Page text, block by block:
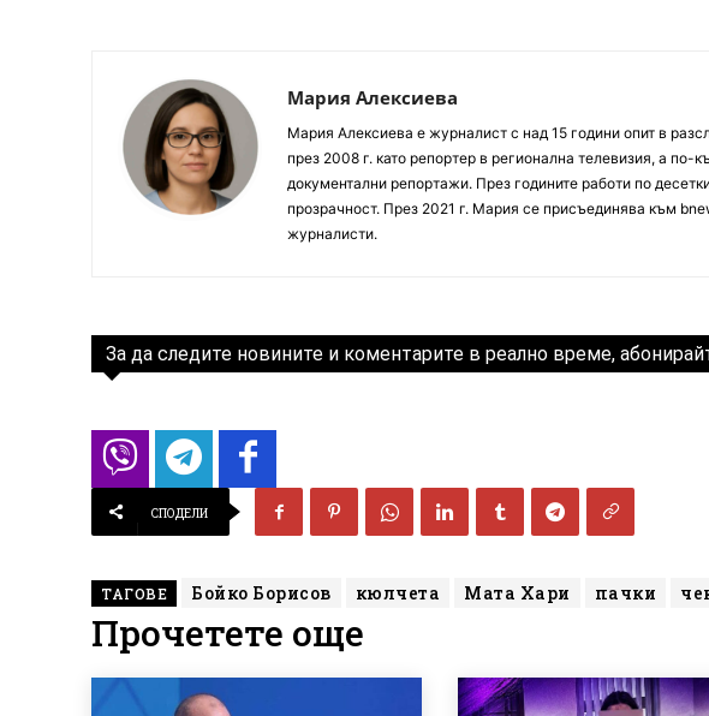
Мария Алексиева
Мария Алексиева е журналист с над 15 години опит в
през 2008 г. като репортер в регионална телевизия, а
документални репортажи. През годините работи по
прозрачност. През 2021 г. Мария се присъединява към
журналисти.
За да следите новините и коментарите в реално време,
СПОДЕЛИ
ТАГОВЕ Бойко Борисов кюлчета Мата Хари пачки
Прочетете още